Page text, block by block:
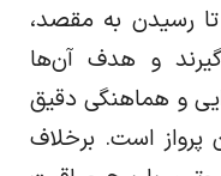
رسیدن به مقصد،
و هدف آن‌ها
و هماهنگی دقیق
پرواز است. برخلاف